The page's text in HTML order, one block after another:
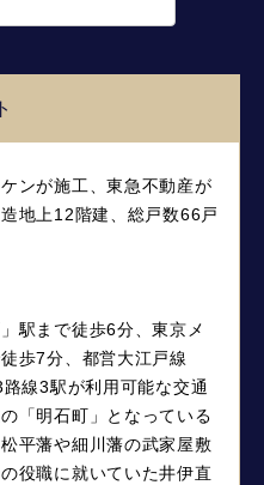
ンが施工、東急不動産が
地上12階建、総戸数66戸
駅まで徒歩6分、東京メ
歩7分、都営大江戸線
線3駅が利用可能な交通
「明石町」となっている
平藩や細川藩の武家屋敷
役職に就いていた井伊直